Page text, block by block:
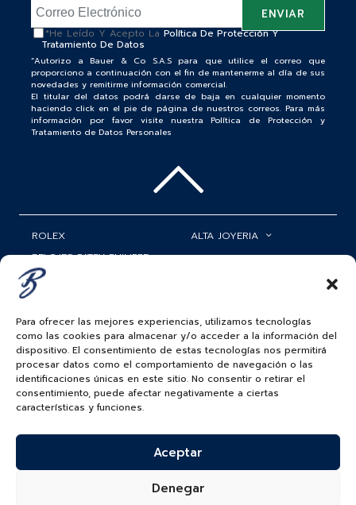
Para ofrecer las mejores experiencias, utilizamos tecnologías
como las cookies para almacenar y/o acceder a la información del
dispositivo. El consentimiento de estas tecnologías nos permitirá
procesar datos como el comportamiento de navegación o las
identificaciones únicas en este sitio. No consentir o retirar el
consentimiento, puede afectar negativamente a ciertas
características y funciones.
Aceptar
Denegar
*He Leído Y Acepto La Política De Protección Y
Tratamiento De Datos
“Autorizo a Bauer & Co S.A.S para que utilice el correo que
proporciono a continuación con el fin de mantenerme al día de sus
novedades y remitirme información comercial.
El titular del datos podrá darse de baja en cualquier momento
haciendo click en el pie de página de nuestros correos. Para más
información por favor visite nuestra Política de Protección y
Tratamiento de Datos Personales
ROLEX
RELOJES PATEK PHILIPPE
RELOJERÍA
ALTA JOYERIA
ACCESORIOS
BAUER NEWS
SERVICIOS
SIGUENOS EN
BAUER & CO SAS. TODOS LOS DERECHOS
RESERVADOS.